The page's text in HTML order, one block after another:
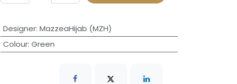
Designer: MazzeaHijab (MZH)
Colour: Green